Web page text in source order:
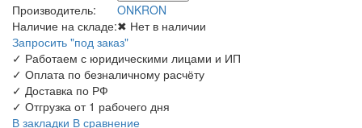
Производитель:
ONKRON
Наличие на складе:✖ Нет в наличии
Запросить "под заказ"
✓ Работаем с юридическими лицами и ИП
✓ Оплата по безналичному расчёту
✓ Доставка по РФ
✓ Отгрузка от 1 рабочего дня
В закладки В сравнение